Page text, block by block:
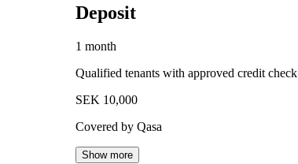
Deposit
1 month
Qualified tenants with approved credit check
SEK 10,000
Covered by Qasa
Show more